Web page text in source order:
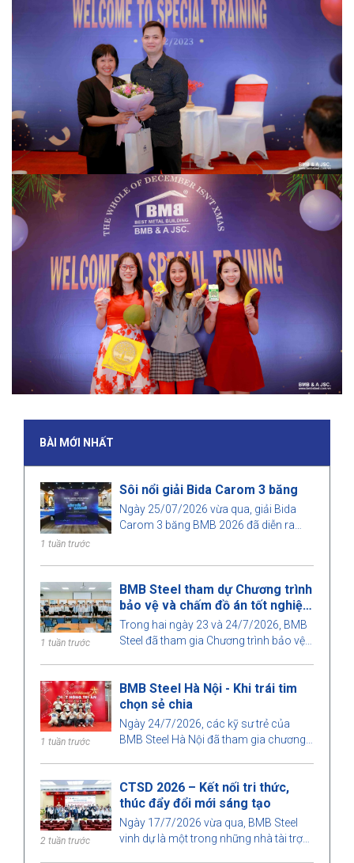
BÀI MỚI NHẤT
1 tuần trước
Sôi nổi giải Bida Carom 3 băng
Ngày 25/07/2026 vừa qua, giải Bida
Carom 3 băng BMB 2026 đã diễn ra
1 tuần trước
BMB Steel tham dự Chương trình
bảo vệ và chấm đồ án tốt nghiệp
2026
Trong hai ngày 23 và 24/7/2026, BMB
Steel đã tham gia Chương trình bảo vệ
2026 do Khoa Xây dựng, Trường Đại
học Kiến trúc TP. Hồ Chí Minh tổ chức.
Đây là hoạt động ý nghĩa nhằm tăng
cường sự gắn kết giữa nhà trường và
nâng cao chất lượng đào tạo, đáp ứng
nhu cầu phát triển của ngành xây dựng.
1 tuần trước
BMB Steel Hà Nội - Khi trái tim
chọn sẻ chia
Ngày 24/7/2026, các kỹ sư trẻ của
BMB Steel Hà Nội đã tham gia chương
tỏa tinh thần nhân ái và trách nhiệm với
cộng đồng.
2 tuần trước
CTSD 2026 – Kết nối tri thức,
thúc đẩy đổi mới sáng tạo
Ngày 17/7/2026 vừa qua, BMB Steel
vinh dự là một trong những nhà tài trợ